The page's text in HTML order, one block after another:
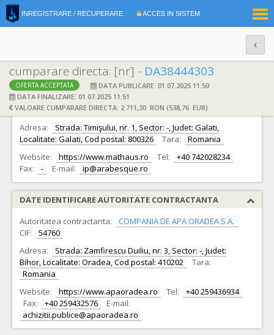
INREGISTRARE / RECUPERARE ACCES IN SISTEM
cumparare directa: [nr] - DA38444303
OFERTA ACCEPTATA
DATA PUBLICARE: 01.07.2025 11:50
DATA FINALIZARE: 01.07.2025 11:51
VALOARE CUMPARARE DIRECTA: 2.711,30 RON (538,76 EUR)
DATE IDENTIFICARE OFERTANT
Ofertant: S.C. ARABESQUE S.R.L. CIF: 5340801
Adresa:
Strada: Timişului, nr. 1, Sector: -, Judet: Galati,
Localitate: Galati, Cod postal: 800326
Tara:
Romania
Website:
https://www.mathaus.ro Tel:
+40 742028234
Fax:
- E-mail: ip@arabesque.ro
DATE IDENTIFICARE AUTORITATE CONTRACTANTA
Autoritatea contractanta:
COMPANIA DE APA ORADEA S.A.
CIF:
54760
Adresa:
Strada: Zamfirescu Duiliu, nr. 3, Sector: -, Judet:
Bihor, Localitate: Oradea, Cod postal: 410202
Tara:
Romania
Website:
https://www.apaoradea.ro Tel:
+40 259436934
Fax:
+40 259432576
E-mail:
achizitii.publice@apaoradea.ro